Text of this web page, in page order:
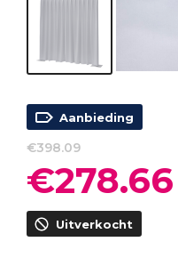
Aanbieding
€398.09
prijs
was:
€398.09.
€278.66
Uitverkocht